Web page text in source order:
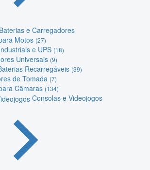
e Carregadores
Motos (27)
e UPS (18)
Universais (9)
Recarregáveis (39)
de Tomada (7)
Câmaras (134)
Consolas e Videojogos